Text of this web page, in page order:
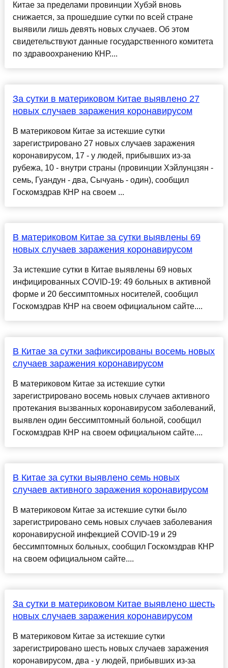
Китае за пределами провинции Хубэй вновь
снижается, за прошедшие сутки по всей стране
выявили лишь девять новых случаев. Об этом
свидетельствуют данные государственного комитета
по здравоохранению КНР....
За сутки в материковом Китае выявлено 27
новых случаев заражения коронавирусом
В материковом Китае за истекшие сутки
зарегистрировано 27 новых случаев заражения
коронавирусом, 17 - у людей, прибывших из-за
рубежа, 10 - внутри страны (провинции Хэйлунцзян -
семь, Гуандун - два, Сычуань - один), сообщил
Госкомздрав КНР на своем ...
В материковом Китае за сутки выявлены 69
новых случаев заражения коронавирусом
За истекшие сутки в Китае выявлены 69 новых
инфицированных COVID-19: 49 больных в активной
форме и 20 бессимптомных носителей, сообщил
Госкомздрав КНР на своем официальном сайте....
В Китае за сутки зафиксированы восемь новых
случаев заражения коронавирусом
В материковом Китае за истекшие сутки
зарегистрировано восемь новых случаев активного
протекания вызванных коронавирусом заболеваний,
выявлен один бессимптомный больной, сообщил
Госкомздрав КНР на своем официальном сайте....
В Китае за сутки выявлено семь новых
случаев активного заражения коронавирусом
В материковом Китае за истекшие сутки было
зарегистрировано семь новых случаев заболевания
коронавирусной инфекцией COVID-19 и 29
бессимптомных больных, сообщил Госкомздрав КНР
на своем официальном сайте....
За сутки в материковом Китае выявлено шесть
новых случаев заражения коронавирусом
В материковом Китае за истекшие сутки
зарегистрировано шесть новых случаев заражения
коронавирусом, два - у людей, прибывших из-за